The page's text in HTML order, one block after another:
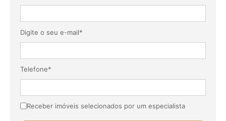
Digite o seu e-mail*
Telefone*
Receber imóveis selecionados por um especialista